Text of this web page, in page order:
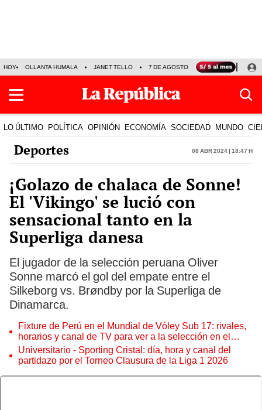
HOY OLLANTA HUMALA JANET TELLO 7 DE AGOSTO TINKA RESULTADOS
LO ÚLTIMO POLÍTICA OPINIÓN ECONOMÍA SOCIEDAD MUNDO
Deportes 08 Abr 2024 | 18:47 h
¡Golazo de chalaca de Sonne!
El 'Vikingo' se lució con
sensacional tanto en la
Superliga danesa
El jugador de la selección peruana Oliver
Sonne marcó el gol del empate entre el
Silkeborg vs. Brøndby por la Superliga de
Dinamarca.
Fixture de Perú en el Mundial de Vóley Sub 17: rivales,
horarios y canal de TV para ver a la selección en el
torneo
Universitario - Sporting Cristal: día, hora y canal del
partidazo por el Torneo Clausura de la Liga 1 2026